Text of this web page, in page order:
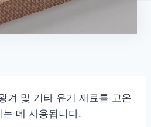
겨 및 기타 유기 재료를 고온
데 사용됩니다.